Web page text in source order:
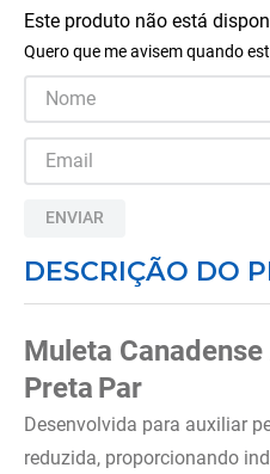
Este produto não está
Quero que me avisem quando
ENVIAR
DESCRIÇÃO DO
Muleta
Preta Par
Desenvolvida para auxiliar
reduzida, proporcionando
3º
andadores
4º
imobilizador joelho
bota imobilizadora
6º
cadeira rodas agile
7º
meia antitrombo
andador
9º
tipoia
10º cadeira higienica